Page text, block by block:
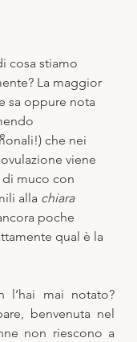
cosa stiamo
La maggior
sa oppure nota
che nei
viene
muco con
alla chiara
poche
qual è la
l’hai mai notato?
benvenuta nel
non riescono a